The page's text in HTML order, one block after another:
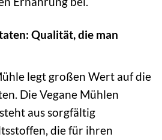
Qualität, die man
legt großen Wert auf die
Die Vegane Mühlen
aus sorgfältig
die für ihren